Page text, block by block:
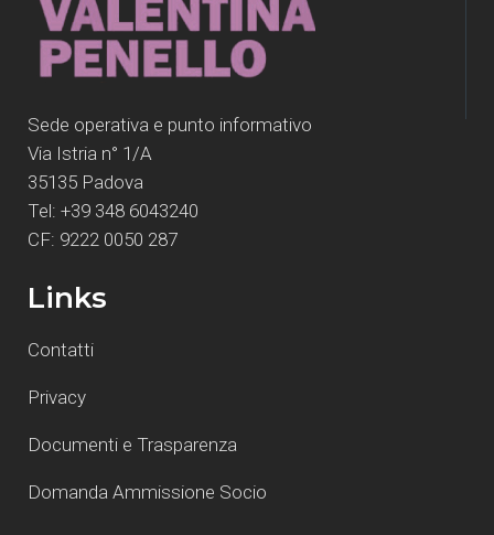
Sede operativa e punto informativo
Via Istria n° 1/A
35135 Padova
Tel: +39 348 6043240
CF: 9222 0050 287
Links
Contatti
Privacy
Documenti e Trasparenza
Domanda Ammissione Socio